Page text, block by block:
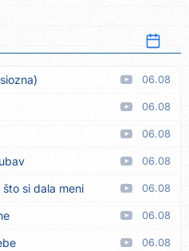
06.08
06.08
06.08
06.08
što si dala meni 06.08
06.08
06.08